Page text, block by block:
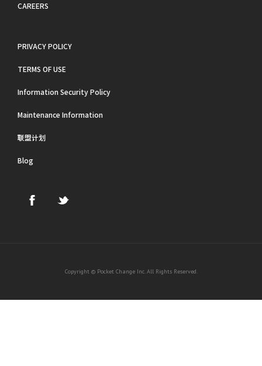
CAREERS
PRIVACY POLICY
TERMS OF USE
Information Security Policy
Maintenance Information
联盟计划
Blog
Copyright © Pocket Change Inc. All Rights Reserved.